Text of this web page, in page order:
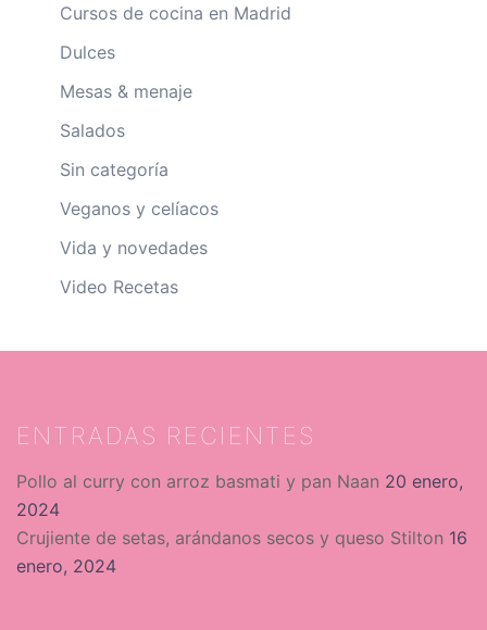
Cursos de cocina en Madrid
Dulces
Mesas & menaje
Salados
Sin categoría
Veganos y celíacos
Vida y novedades
Video Recetas
ENTRADAS RECIENTES
Pollo al curry con arroz basmati y pan Naan 20 enero,
2024
Crujiente de setas, arándanos secos y queso Stilton 16
enero, 2024